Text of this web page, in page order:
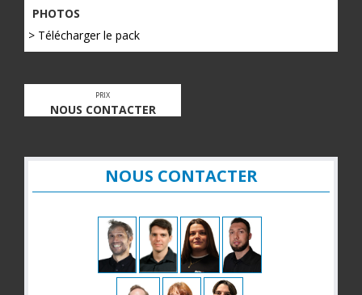
PHOTOS
> Télécharger le pack
PRIX
NOUS CONTACTER
NOUS CONTACTER